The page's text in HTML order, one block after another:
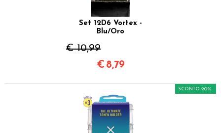
Set 12D6 Vortex -
Blu/Oro
€ 10,99
€ 8,79
SCONTO 20%